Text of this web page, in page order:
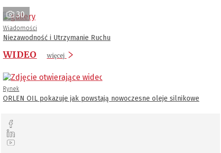
30
Wiadomości
Niezawodność i Utrzymanie Ruchu
WIDEO więcej
Rynek
ORLEN OIL pokazuje jak powstają nowoczesne oleje silnikowe